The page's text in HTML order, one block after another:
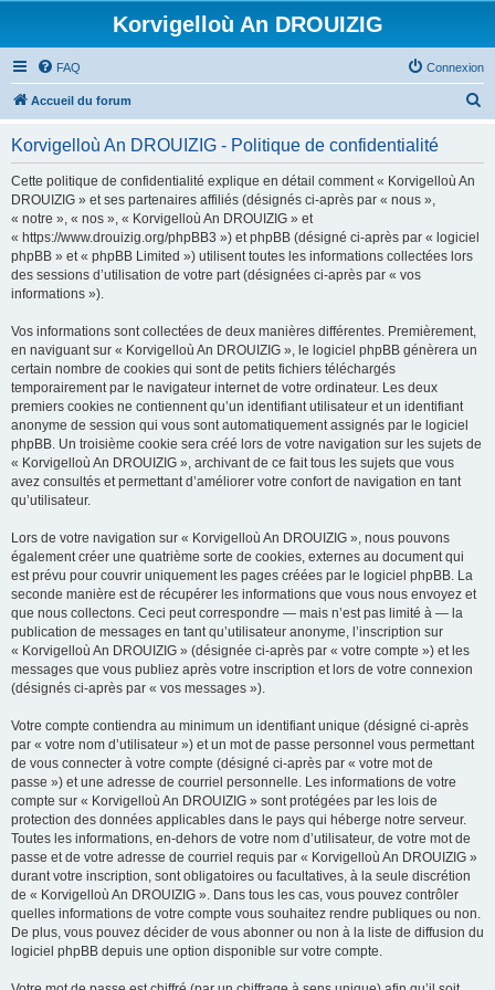
Korvigelloù An DROUIZIG
FAQ Connexion
Accueil du forum
Korvigelloù An DROUIZIG - Politique de confidentialité
Cette politique de confidentialité explique en détail comment « Korvigelloù An
DROUIZIG » et ses partenaires affiliés (désignés ci-après par « nous »,
« notre », « nos », « Korvigelloù An DROUIZIG » et
« https://www.drouizig.org/phpBB3 ») et phpBB (désigné ci-après par « logiciel
phpBB » et « phpBB Limited ») utilisent toutes les informations collectées lors
des sessions d’utilisation de votre part (désignées ci-après par « vos
informations »).
Vos informations sont collectées de deux manières différentes. Premièrement,
en naviguant sur « Korvigelloù An DROUIZIG », le logiciel phpBB génèrera un
certain nombre de cookies qui sont de petits fichiers téléchargés
temporairement par le navigateur internet de votre ordinateur. Les deux
premiers cookies ne contiennent qu’un identifiant utilisateur et un identifiant
anonyme de session qui vous sont automatiquement assignés par le logiciel
phpBB. Un troisième cookie sera créé lors de votre navigation sur les sujets de
« Korvigelloù An DROUIZIG », archivant de ce fait tous les sujets que vous
avez consultés et permettant d’améliorer votre confort de navigation en tant
qu’utilisateur.
Lors de votre navigation sur « Korvigelloù An DROUIZIG », nous pouvons
également créer une quatrième sorte de cookies, externes au document qui
est prévu pour couvrir uniquement les pages créées par le logiciel phpBB. La
seconde manière est de récupérer les informations que vous nous envoyez et
que nous collectons. Ceci peut correspondre — mais n’est pas limité à — la
publication de messages en tant qu’utilisateur anonyme, l’inscription sur
« Korvigelloù An DROUIZIG » (désignée ci-après par « votre compte ») et les
messages que vous publiez après votre inscription et lors de votre connexion
(désignés ci-après par « vos messages »).
Votre compte contiendra au minimum un identifiant unique (désigné ci-après
par « votre nom d’utilisateur ») et un mot de passe personnel vous permettant
de vous connecter à votre compte (désigné ci-après par « votre mot de
passe ») et une adresse de courriel personnelle. Les informations de votre
compte sur « Korvigelloù An DROUIZIG » sont protégées par les lois de
protection des données applicables dans le pays qui héberge notre serveur.
Toutes les informations, en-dehors de votre nom d’utilisateur, de votre mot de
passe et de votre adresse de courriel requis par « Korvigelloù An DROUIZIG »
durant votre inscription, sont obligatoires ou facultatives, à la seule discrétion
de « Korvigelloù An DROUIZIG ». Dans tous les cas, vous pouvez contrôler
quelles informations de votre compte vous souhaitez rendre publiques ou non.
De plus, vous pouvez décider de vous abonner ou non à la liste de diffusion du
logiciel phpBB depuis une option disponible sur votre compte.